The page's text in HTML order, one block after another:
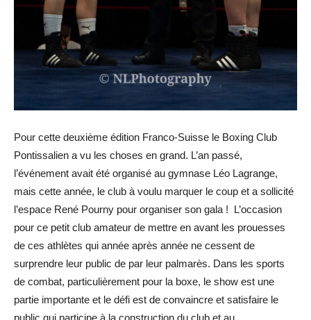
Pour cette deuxième édition Franco-Suisse le Boxing Club
Pontissalien a vu les choses en grand. L’an passé,
l’événement avait été organisé au gymnase Léo Lagrange,
mais cette année, le club à voulu marquer le coup et a sollicité
l’espace René Pourny pour organiser son gala ! L’occasion
pour ce petit club amateur de mettre en avant les prouesses
de ces athlètes qui année après année ne cessent de
surprendre leur public de par leur palmarès. Dans les sports
de combat, particulièrement pour la boxe, le show est une
partie importante et le défi est de convaincre et satisfaire le
public qui participe à la construction du club et au